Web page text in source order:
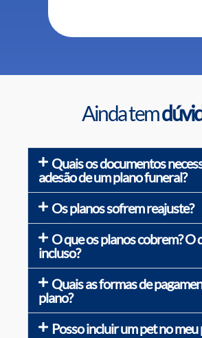
Ainda tem
Quais os documentos
adesão de um plano funeral?
Os planos sofrem reajuste?
O que os planos cobrem? O
incluso?
Quais as formas de
plano?
Posso incluir um pet no meu